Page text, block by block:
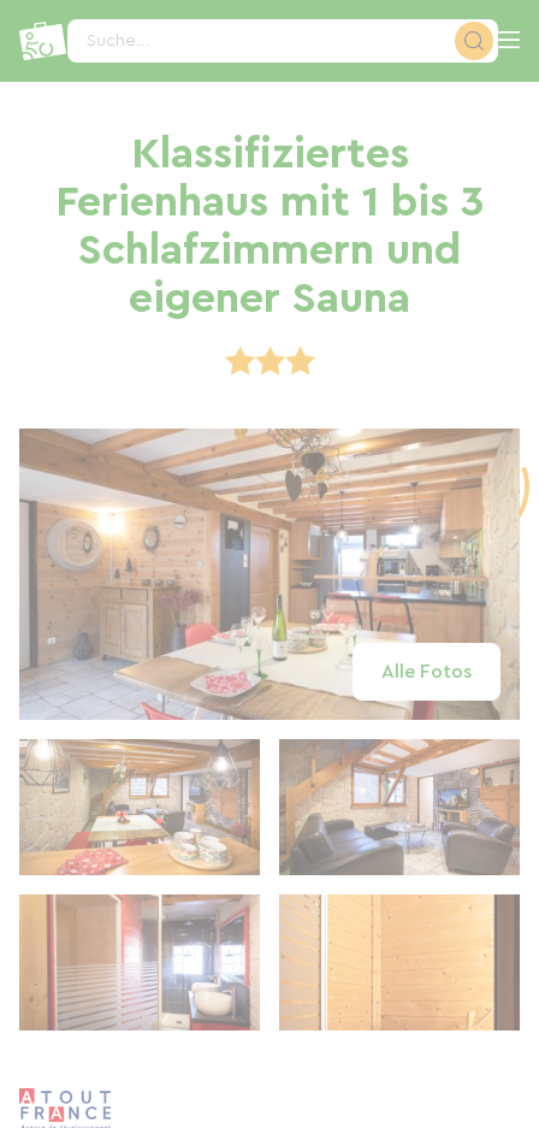
Suche...
Klassifiziertes
Ferienhaus mit 1 bis 3
Schlafzimmern und
eigener Sauna
Alle Fotos
Cookie-Einstellungen